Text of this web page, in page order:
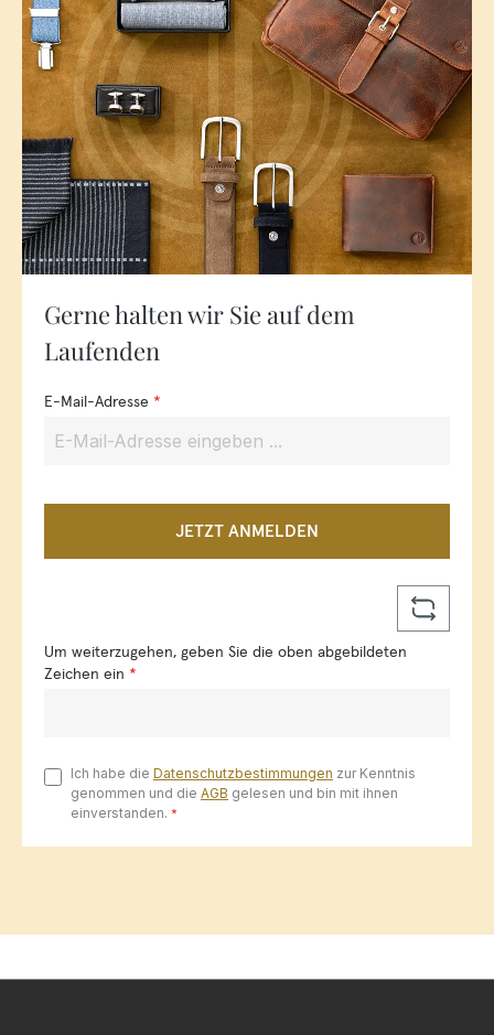
Gerne halten wir Sie auf dem
Laufenden
E-Mail-Adresse *
JETZT ANMELDEN
Um weiterzugehen, geben Sie die oben abgebildeten
Zeichen ein *
Ich habe die Datenschutzbestimmungen zur Kenntnis
genommen und die AGB gelesen und bin mit ihnen
einverstanden. *